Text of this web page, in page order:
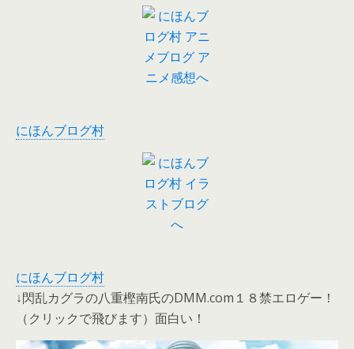
にほんブログ村
にほんブログ村
↓閃乱カグラの八重樫南氏のDMM.com１８禁エロゲー！
（クリックで飛びます）面白い！